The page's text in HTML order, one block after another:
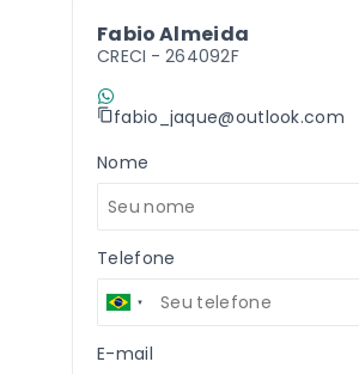
Fabio Almeida
CRECI - 264092F
fabio_jaque@outlook.com
Nome
Telefone
E-mail